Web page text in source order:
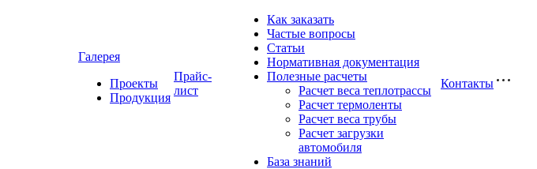
Галерея
Проекты
Продукция
Прайс-
лист
Как заказать
Частые вопросы
Статьи
Нормативная документация
Полезные расчеты
Расчет веса теплотрассы
Расчет термоленты
Расчет веса трубы
Расчет загрузки
автомобиля
База знаний
Контакты